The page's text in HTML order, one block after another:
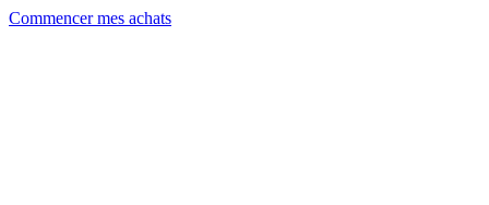
Commencer mes achats